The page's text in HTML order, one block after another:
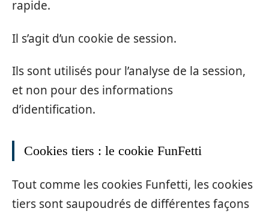
rapide.
Il s’agit d’un cookie de session.
Ils sont utilisés pour l’analyse de la session,
et non pour des informations
d’identification.
Cookies tiers : le cookie FunFetti
Tout comme les cookies Funfetti, les cookies
tiers sont saupoudrés de différentes façons